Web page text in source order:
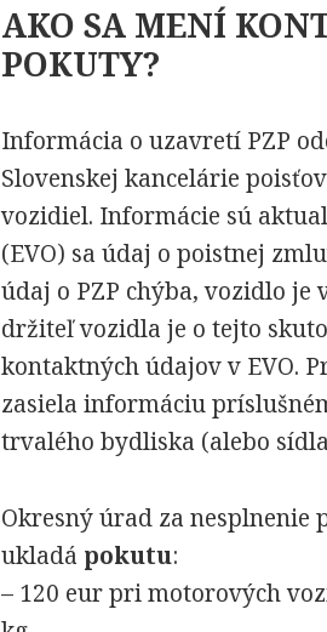
AKO SA MENÍ
POKUTY?
Informácia o uzavretí PZP
Slovenskej kancelárie
vozidiel. Informácie sú
(EVO) sa údaj o poistnej
údaj o PZP chýba, vozidlo je
držiteľ vozidla je o tejto
kontaktných údajov v EVO.
zasiela informáciu
trvalého bydliska (alebo
Okresný úrad za nesplnenie
ukladá pokutu:
– 120 eur pri motorových